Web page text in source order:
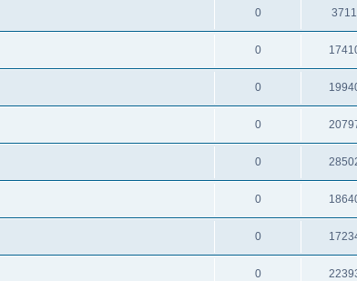
0 3711
0
0
0
0
0
0
0